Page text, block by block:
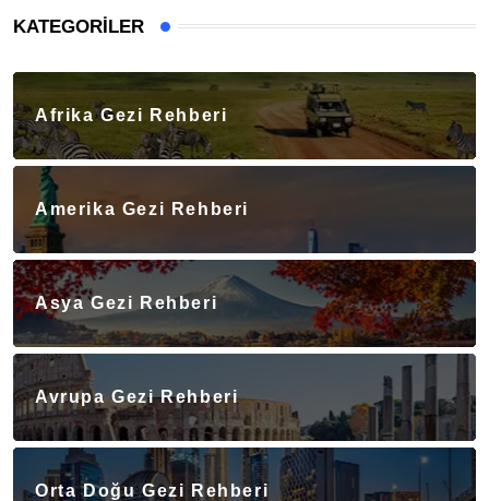
KATEGORILER
Afrika Gezi Rehberi
Amerika Gezi Rehberi
Asya Gezi Rehberi
Avrupa Gezi Rehberi
Orta Doğu Gezi Rehberi